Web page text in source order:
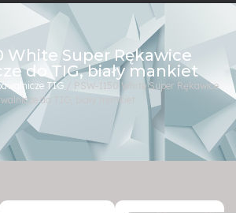
White Super Rękawice
do TIG, biały mankiet
TIG/ PSW-1150 White Super Rękawice
do TIG, biały mankiet